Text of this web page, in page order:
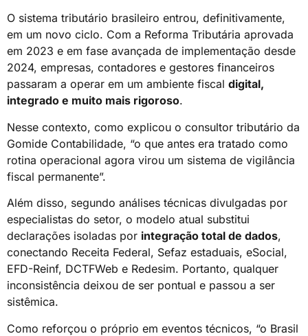
O sistema tributário brasileiro entrou, definitivamente,
em um novo ciclo. Com a Reforma Tributária aprovada
em 2023 e em fase avançada de implementação desde
2024, empresas, contadores e gestores financeiros
passaram a operar em um ambiente fiscal digital,
integrado e muito mais rigoroso.
Nesse contexto, como explicou o consultor tributário da
Gomide Contabilidade, “o que antes era tratado como
rotina operacional agora virou um sistema de vigilância
fiscal permanente”.
Além disso, segundo análises técnicas divulgadas por
especialistas do setor, o modelo atual substitui
declarações isoladas por integração total de dados,
conectando Receita Federal, Sefaz estaduais, eSocial,
EFD-Reinf, DCTFWeb e Redesim. Portanto, qualquer
inconsistência deixou de ser pontual e passou a ser
sistêmica.
Como reforçou o próprio em eventos técnicos, “o Brasil